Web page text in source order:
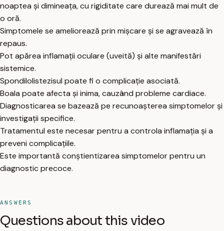
noaptea și dimineața, cu rigiditate care durează mai mult de
o oră.
Simptomele se ameliorează prin mișcare și se agravează în
repaus.
Pot apărea inflamații oculare (uveită) și alte manifestări
sistemice.
Spondilolistezisul poate fi o complicație asociată.
Boala poate afecta și inima, cauzând probleme cardiace.
Diagnosticarea se bazează pe recunoașterea simptomelor și
investigații specifice.
Tratamentul este necesar pentru a controla inflamația și a
preveni complicațiile.
Este importantă conștientizarea simptomelor pentru un
diagnostic precoce.
ANSWERS
Questions about this video